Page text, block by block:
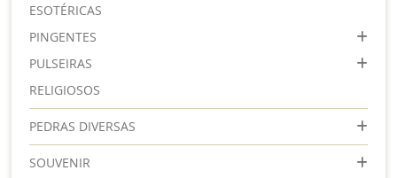
ESOTÉRICAS
PINGENTES
PULSEIRAS
RELIGIOSOS
PEDRAS DIVERSAS
SOUVENIR